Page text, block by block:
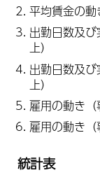
平均賃金の動
出勤日数及
上）
出勤日数及
上）
雇用の動き（
雇用の動き（
統計表